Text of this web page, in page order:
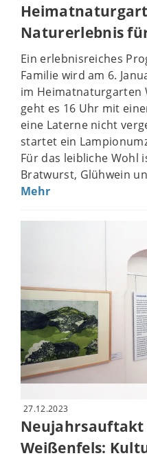
Naturerlebnis
Ein erlebnisreiches
Familie wird am 6.
im Heimatnaturgarten
geht es 16 Uhr mit
eine Laterne nicht
startet ein
Für das leibliche Wohl
Bratwurst, Glühwein
Mehr
27.12.2023
Neujahrsauftakt
Weißenfels: